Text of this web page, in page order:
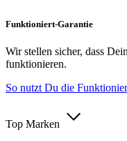
Funktioniert-Garantie
Wir stellen sicher, dass
funktionieren.
So nutzt Du die
Top Marken